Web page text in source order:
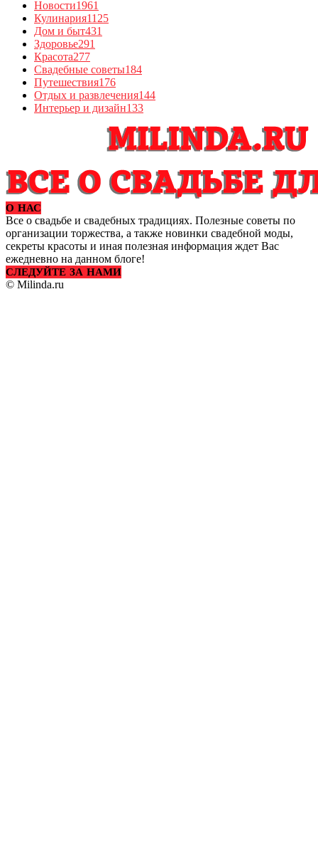
Новости1961
Кулинария1125
Дом и быт431
Здоровье291
Красота277
Свадебные советы184
Путешествия176
Отдых и развлечения144
Интерьер и дизайн133
О НАС
Все о свадьбе и свадебных традициях. Полезные советы по
организации торжества, а также новинки свадебной моды,
секреты красоты и иная полезная информация ждет Вас
ежедневно на данном блоге!
СЛЕДУЙТЕ ЗА НАМИ
© Milinda.ru